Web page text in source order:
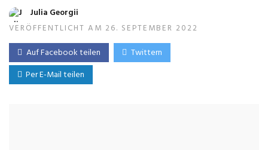
Julia Georgii
VERÖFFENTLICHT AM 26. SEPTEMBER 2022
Auf Facebook teilen
Twittern
Per E-Mail teilen